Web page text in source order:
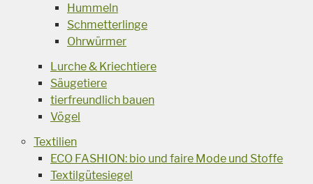
Hummeln
Schmetterlinge
Ohrwürmer
Lurche & Kriechtiere
Säugetiere
tierfreundlich bauen
Vögel
Textilien
ECO FASHION: bio und faire Mode und Stoffe
Textilgütesiegel